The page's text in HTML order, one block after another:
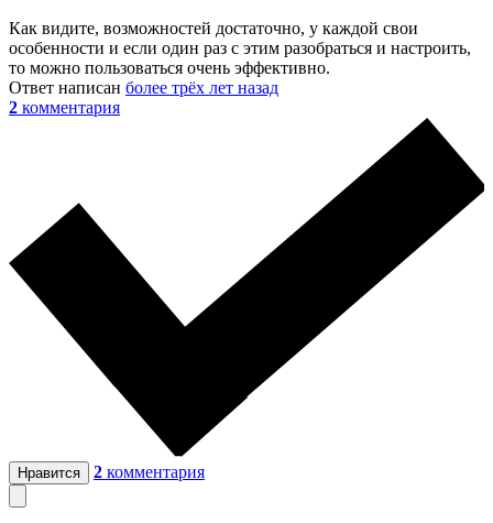
Как видите, возможностей достаточно, у каждой свои
особенности и если один раз с этим разобраться и настроить,
то можно пользоваться очень эффективно.
Ответ написан более трёх лет назад
2 комментария
Нравится 2 комментария